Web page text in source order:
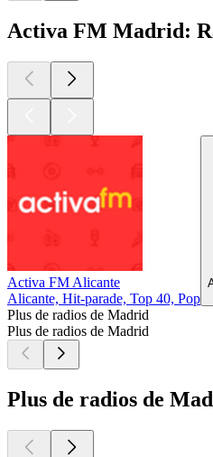
Activa FM Madrid:
Activa FM Alicante
Alicante, Hit-parade, Top 40, Pop
Plus de radios de Madrid
Plus de radios de Madrid
Plus de radios de